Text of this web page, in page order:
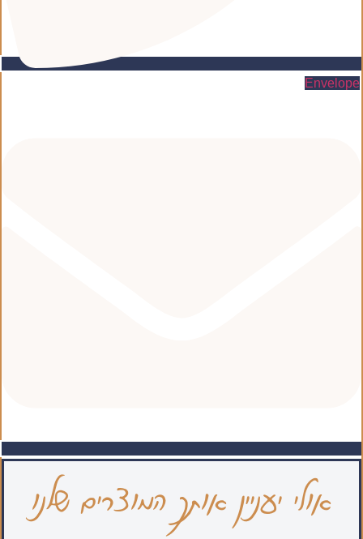
Envelope
אולי יעניין אותך המוצרים שלנו